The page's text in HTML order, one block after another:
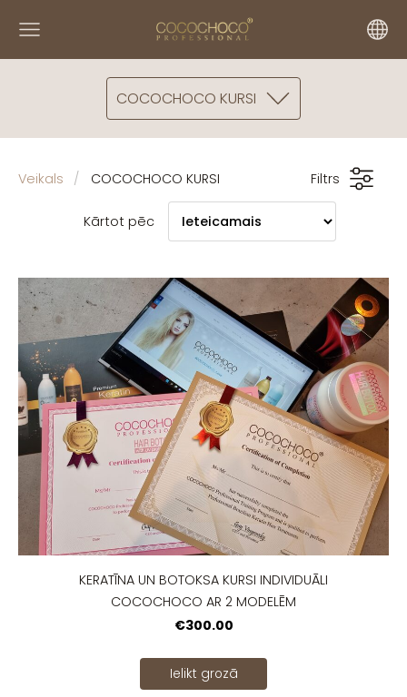
COCOCHOCO KURSI
Veikals COCOCHOCO KURSI Filtrs
Kārtot pēc
KERATĪNA UN BOTOKSA KURSI INDIVIDUĀLI
COCOCHOCO AR 2 MODELĒM
€300.00
Ielikt grozā